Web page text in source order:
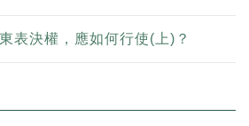
表決權，應如何行使(上)？